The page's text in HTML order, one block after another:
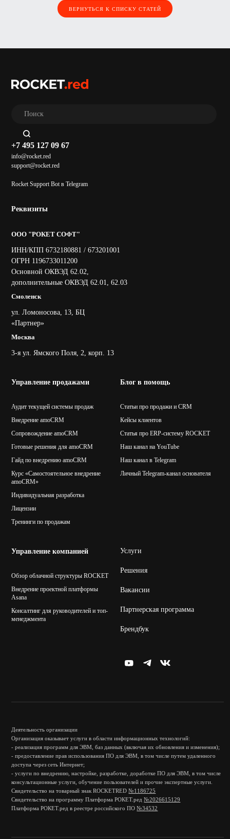
ВЕРНУТЬСЯ К СПИСКУ СТАТЕЙ
Управление продажами
Аудит текущей системы продаж
Внедрение amoCRM
Сопровождение amoCRM
Готовые решения для amoCRM
Гайд по внедрению amoCRM
Курс «Самостоятельное внедрение
amoCRM»
Индивидуальная разработка
Лицензии
Тренинги по продажам
Блог в помощь
Статьи про продажи и CRM
Кейсы клиентов
Статья про ERP-систему ROCKET
Наш канал на YouTube
Наш канал в Telegram
Личный Telegram-канал основателя
Управление компанией
Обзор облачной структуры ROCKET
Внедрение проектной платформы
Asana
Консалтинг для руководителей и топ-
менеджмента
+7 495 127 09 67
info@rocket.red
support@rocket.red
Rocket Support Bot в Telegram
Реквизиты
ООО "РОКЕТ СОФТ"
ИНН/КПП 6732180881 / 673201001
ОГРН 1196733011200
Основной ОКВЭД 62.02,
дополнительные ОКВЭД 62.01, 62.03
Смоленск
ул. Ломоносова, 13, БЦ
«Партнер»
Москва
3-я ул. Ямского Поля, 2, корп. 13
Услуги
Решения
Вакансии
Партнерская программа
Брендбук
Деятельность организации
Организация оказывает услуги в области информационных технологий:
- реализация программ для ЭВМ, баз данных (включая их обновления и изменения);
- предоставление прав использования ПО для ЭВМ, в том числе путем удаленного
доступа через сеть Интернет;
- услуги по внедрению, настройке, разработке, доработке ПО для ЭВМ, в том числе
консультационные услуги, обучение пользователей и прочие экспертные услуги.
Свидетельство на товарный знак ROCKETRED№1186725
Свидетельство на программу Платформа РОКЕТ.ред№2026615129
Платформа РОКЕТ.ред в реестре российского ПО№34532